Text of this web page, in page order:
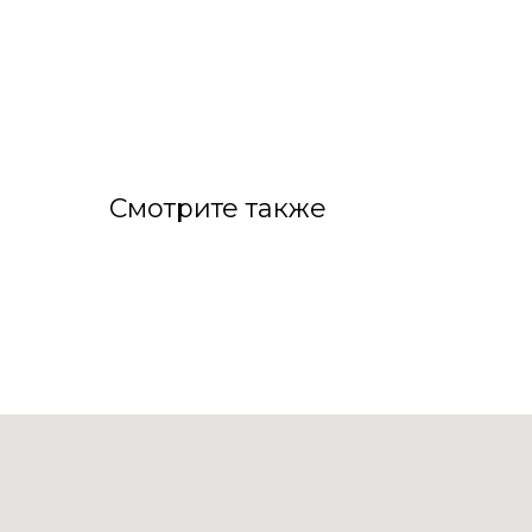
Смотрите также